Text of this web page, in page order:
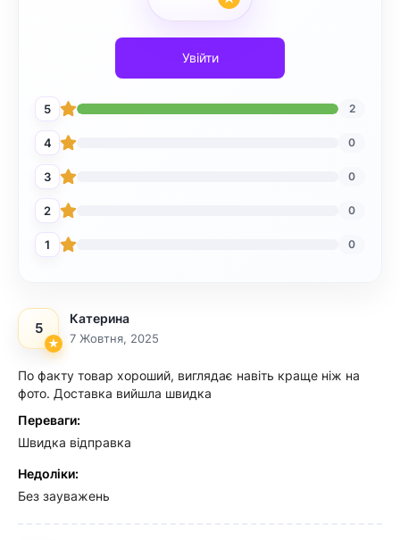
Увійти
5 2
4 0
3 0
2 0
1 0
5
Катерина
7 Жовтня, 2025
По факту товар хороший, виглядає навіть краще ніж на
фото. Доставка вийшла швидка
Переваги:
Швидка відправка
Недоліки:
Без зауважень